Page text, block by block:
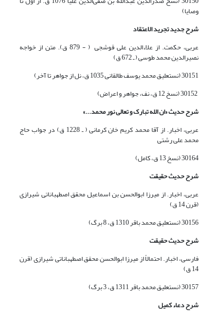
وصایا)
شرح جدید تجرید الاعتقاد
عربی، حکمت. از علاءالدین علی قوشجی ( - 879 ق). متن از خواجه
نصیرالدین محمد طوسی ( ـ 672 ق)
30151 (نستعلیق محمد یوسف طالقانی 1035 ق، نل از جواهر تا آخر)
شرح حدیث «ان الله تبارک و تعالی نور محمد...»
عربی، اخبار. از آقا محمد کریم خان کرمانی ( ـ 1228 ق) در جواب حاج
محمد علی رشتی
30164 (نسخ 13 ق، کامل)
شرح حدیث حقیقت
عربی، اخبار. از میرزا ابوالحسن بن اسماعیل محقق اصطهباناتی شیرازی
(قرن 14 ق)
30156 (نستعلیق محمد باقر 1310 ق، 8 برگ)
شرح حدیث حقیقت
فارسی، اخبار. احتمالاً از میرزا ابوالحسن محقق اصطهباناتی شیرازی (قرن
14 ق)
30157 (نستعلیق محمد باقر 1311 ق، 3 برگ)
شرح دعاء کمیل